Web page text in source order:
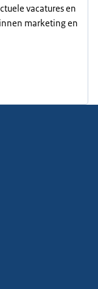
vacatures en
marketing en